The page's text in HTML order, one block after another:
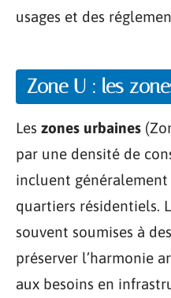
usages et des
Zone U : les
Les zones urbaines
par une densité de
incluent
quartiers résidentiels.
souvent soumises à
préserver l’harmonie
aux besoins en